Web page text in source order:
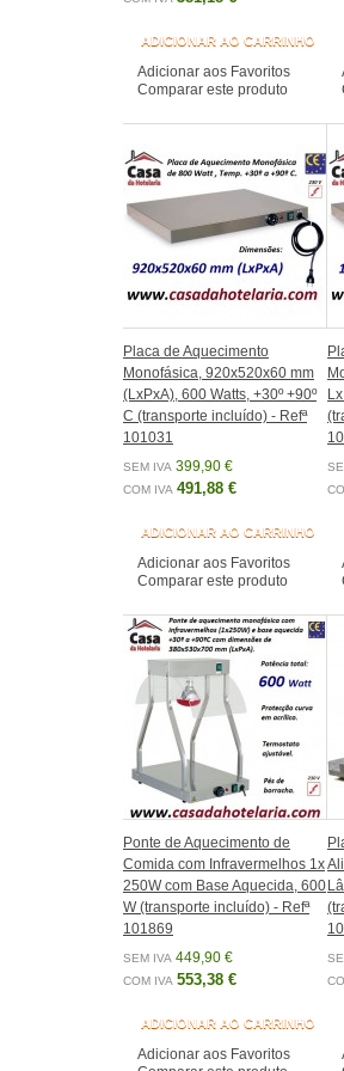
ADICIONAR AO CARRINHO
Adicionar aos Favoritos
Comparar este produto
Placa de Aquecimento
Monofásica, 920x520x60 mm
(LxPxA), 600 Watts, +30º +90º
C (transporte incluído) - Refª
101031
SEM IVA 399,90 €
COM IVA 491,88 €
ADICIONAR AO CARRINHO
Adicionar aos Favoritos
Comparar este produto
Ponte de Aquecimento de
Comida com Infravermelhos 1x
250W com Base Aquecida, 600
W (transporte incluído) - Refª
101869
SEM IVA 449,90 €
COM IVA 553,38 €
ADICIONAR AO CARRINHO
Adicionar aos Favoritos